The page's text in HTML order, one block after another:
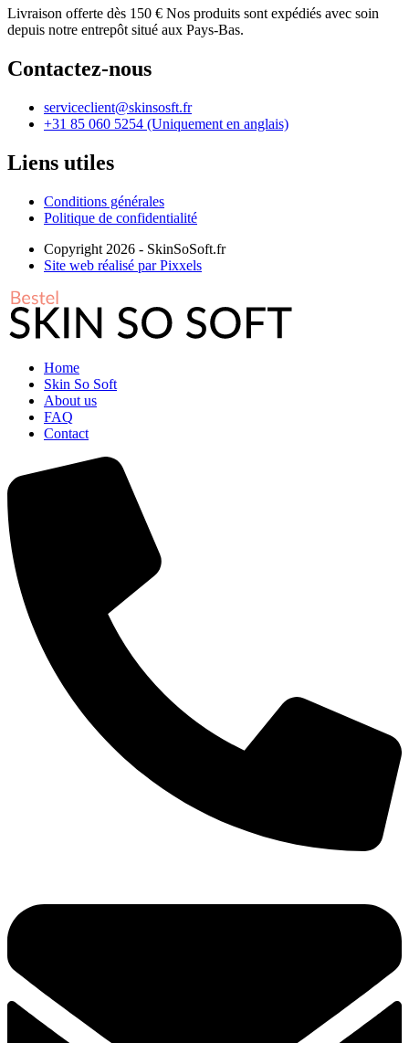
Livraison offerte dès 150 € Nos produits sont expédiés avec soin
depuis notre entrepôt situé aux Pays-Bas.
Contactez-nous
serviceclient@skinsosft.fr
+31 85 060 5254 (Uniquement en anglais)
Liens utiles
Conditions générales
Politique de confidentialité
Copyright 2026 - SkinSoSoft.fr
Site web réalisé par Pixxels
Home
Skin So Soft
About us
FAQ
Contact